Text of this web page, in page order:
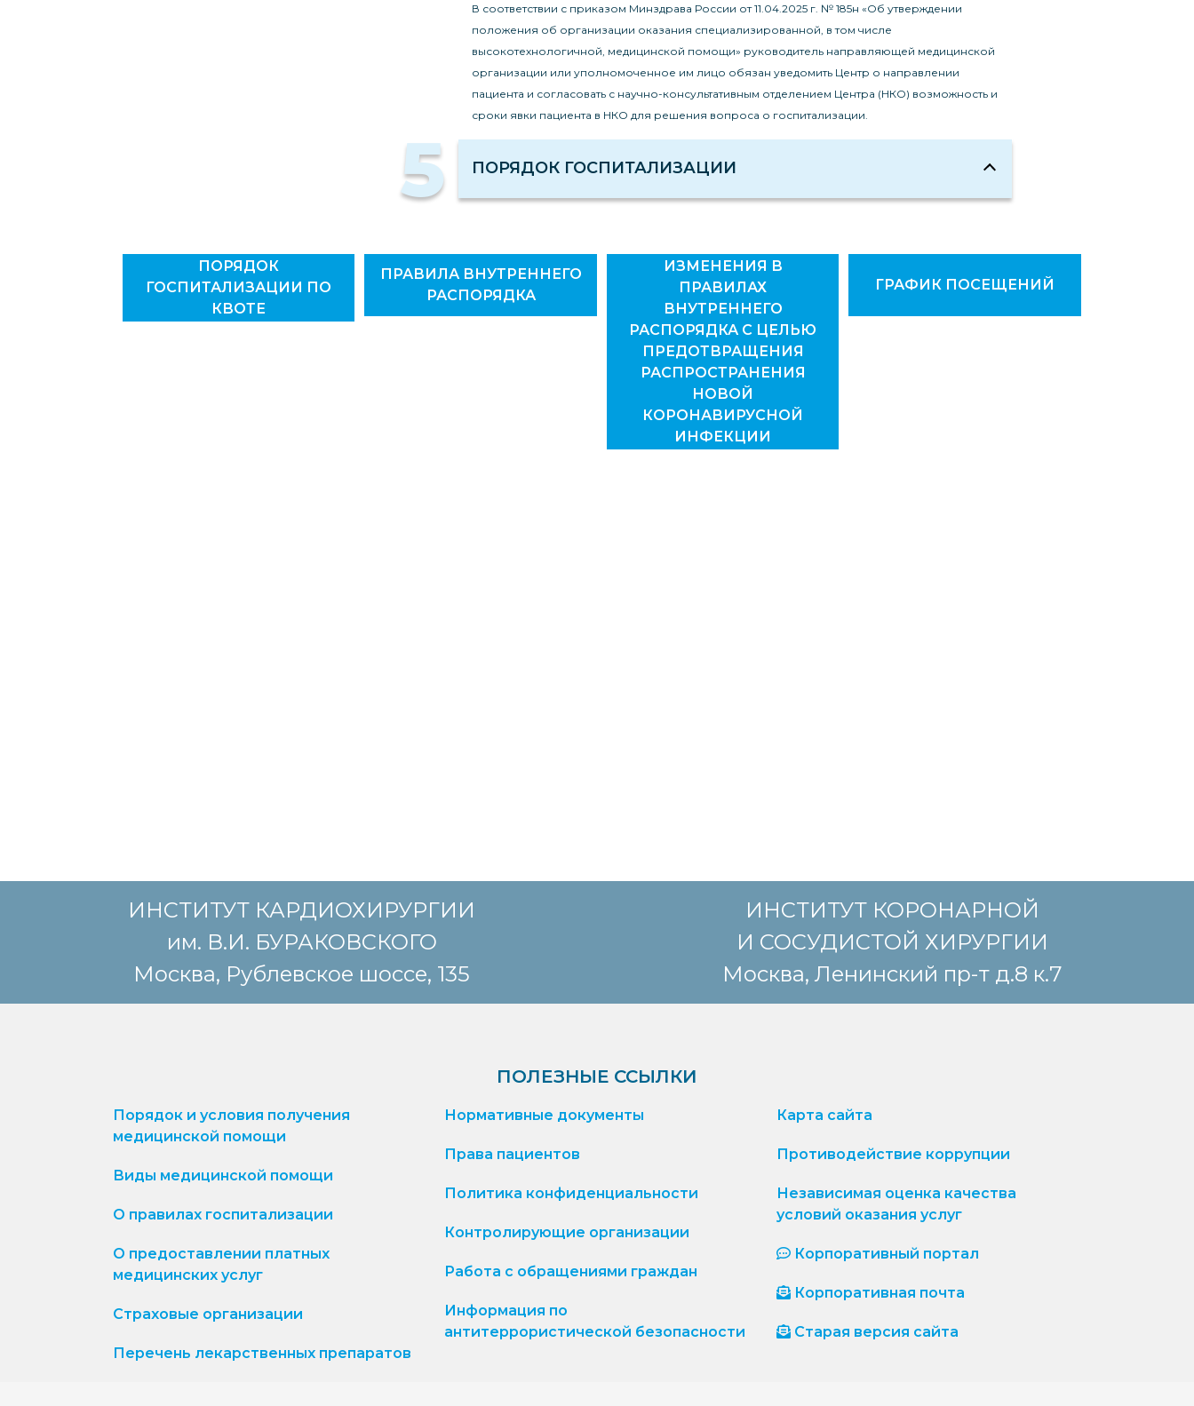
В соответствии с приказом Минздрава России от 11.04.2025 г. № 185н «Об утверждении
положения об организации оказания специализированной, в том числе
высокотехнологичной, медицинской помощи» руководитель направляющей медицинской
организации или уполномоченное им лицо обязан уведомить Центр о направлении
пациента и согласовать с научно-консультативным отделением Центра (НКО) возможность и
сроки явки пациента в НКО для решения вопроса о госпитализации.
5 ПОРЯДОК ГОСПИТАЛИЗАЦИИ
ПОРЯДОК
ГОСПИТАЛИЗАЦИИ ПО
КВОТЕ
ПРАВИЛА ВНУТРЕННЕГО
РАСПОРЯДКА
ИЗМЕНЕНИЯ В
ПРАВИЛАХ
ВНУТРЕННЕГО
РАСПОРЯДКА C ЦЕЛЬЮ
ПРЕДОТВРАЩЕНИЯ
РАСПРОСТРАНЕНИЯ
НОВОЙ
КОРОНАВИРУСНОЙ
ИНФЕКЦИИ
ГРАФИК ПОСЕЩЕНИЙ
ИНСТИТУТ КАРДИОХИРУРГИИ
им. В.И. БУРАКОВСКОГО
Москва, Рублевское шоссе, 135
ИНСТИТУТ КОРОНАРНОЙ
И СОСУДИСТОЙ ХИРУРГИИ
Москва, Ленинский пр-т д.8 к.7
ПОЛЕЗНЫЕ ССЫЛКИ
Порядок и условия получения
медицинской помощи
Виды медицинской помощи
О правилах госпитализации
О предоставлении платных
медицинских услуг
Страховые организации
Перечень лекарственных препаратов
Нормативные документы
Права пациентов
Политика конфиденциальности
Контролирующие организации
Работа с обращениями граждан
Информация по
антитеррористической безопасности
Карта сайта
Противодействие коррупции
Независимая оценка качества
условий оказания услуг
Корпоративный портал
Корпоративная почта
Старая версия сайта